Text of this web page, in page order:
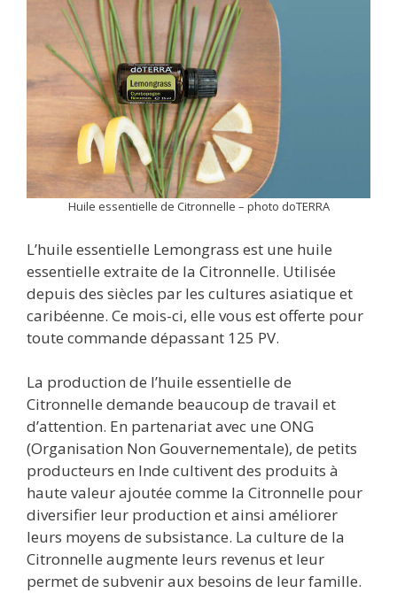
Huile essentielle de Citronnelle – photo doTERRA
L’huile essentielle Lemongrass est une huile
essentielle extraite de la Citronnelle. Utilisée
depuis des siècles par les cultures asiatique et
caribéenne. Ce mois-ci, elle vous est offerte pour
toute commande dépassant 125 PV.
La production de l’huile essentielle de
Citronnelle demande beaucoup de travail et
d’attention. En partenariat avec une ONG
(Organisation Non Gouvernementale), de petits
producteurs en Inde cultivent des produits à
haute valeur ajoutée comme la Citronnelle pour
diversifier leur production et ainsi améliorer
leurs moyens de subsistance. La culture de la
Citronnelle augmente leurs revenus et leur
permet de subvenir aux besoins de leur famille.